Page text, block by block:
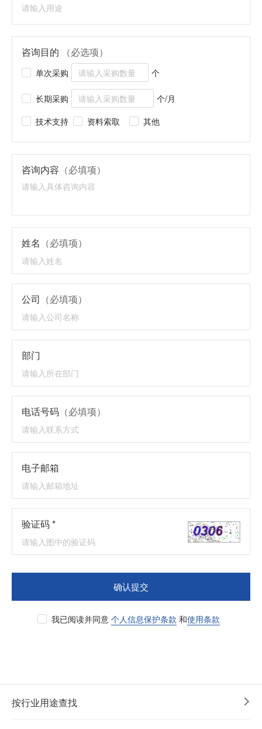
咨询目的 （必选项）
单次采购 个
长期采购
个/月
技术支持
资料索取 其他
咨询内容 （必填项）
姓名 （必填项）
公司 （必填项）
部门
电话号码 （必填项）
电子邮箱
验证码 *
确认提交
我已阅读并同意 个人信息保护条款 和使用条款
按行业用途查找